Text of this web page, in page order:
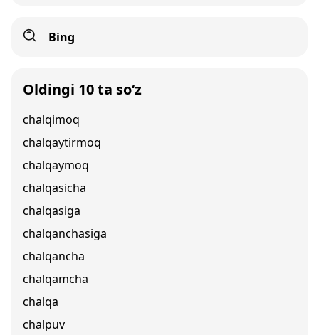
Bing
Oldingi 10 ta so‘z
chalqimoq
chalqaytirmoq
chalqaymoq
chalqasicha
chalqasiga
chalqanchasiga
chalqancha
chalqamcha
chalqa
chalpuv